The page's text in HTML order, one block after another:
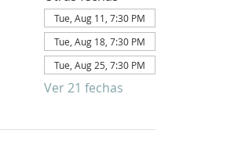
Tue, Aug 11, 7:30 PM
Tue, Aug 18, 7:30 PM
Tue, Aug 25, 7:30 PM
Ver 21 fechas